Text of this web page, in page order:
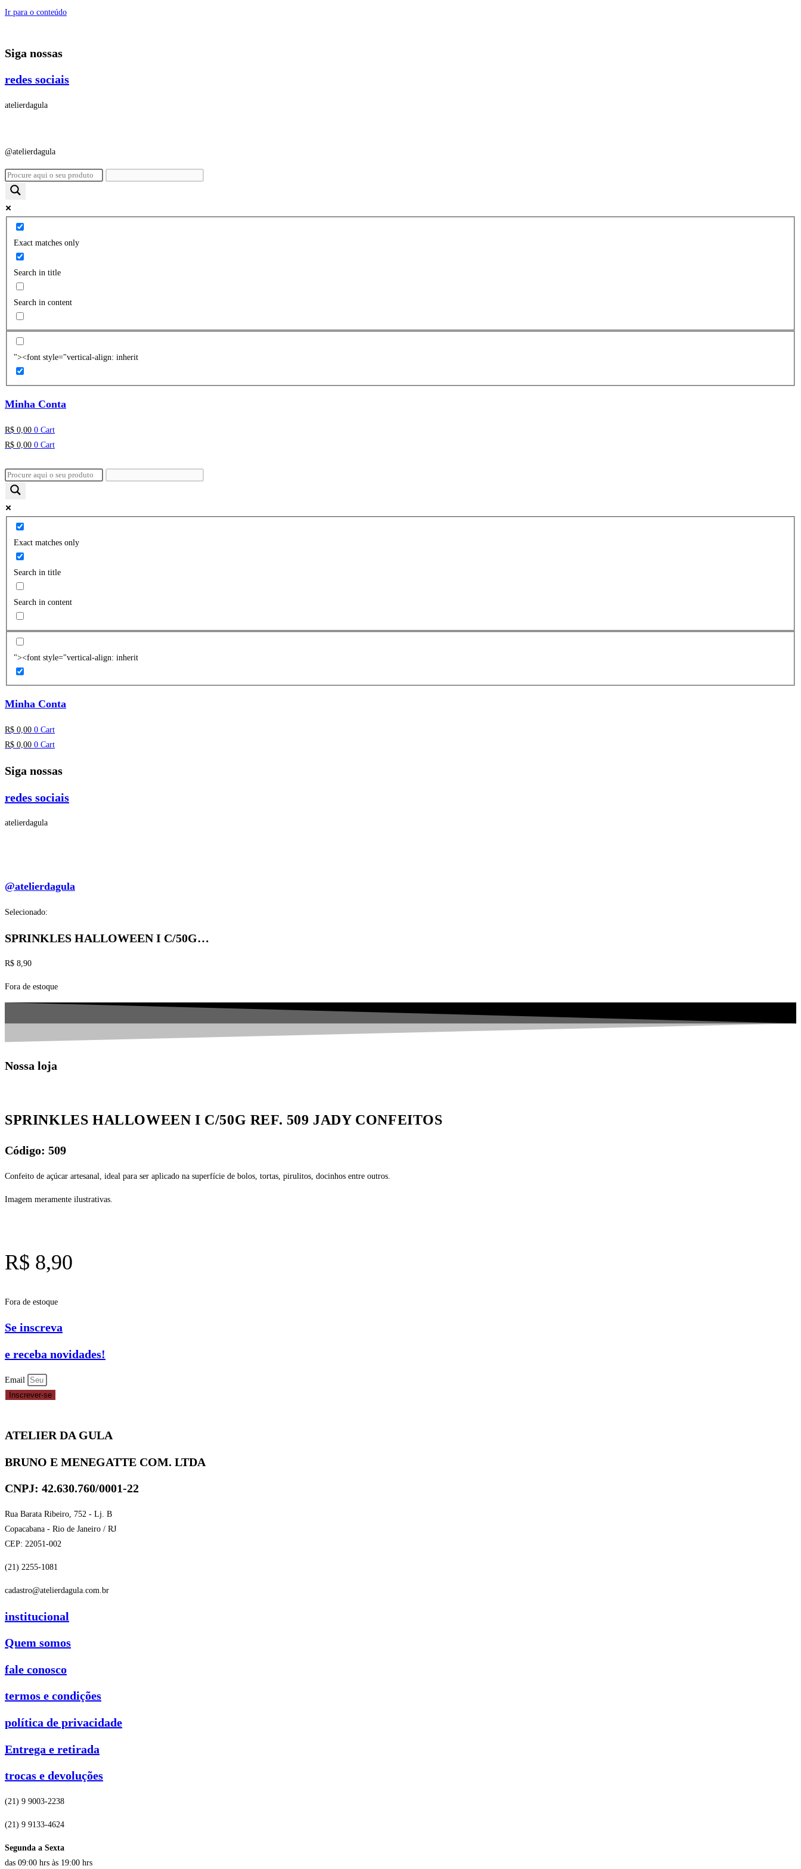
Ir para o conteúdo
Siga nossas
redes sociais
atelierdagula
@atelierdagula
Exact matches only
Search in title
Search in content
"><font style="vertical-align: inherit
Minha Conta
R$ 0,00 0 Cart
R$ 0,00 0 Cart
Exact matches only
Search in title
Search in content
"><font style="vertical-align: inherit
Minha Conta
R$ 0,00 0 Cart
R$ 0,00 0 Cart
Siga nossas
redes sociais
atelierdagula
@atelierdagula
Selecionado:
SPRINKLES HALLOWEEN I C/50G…
R$ 8,90
Fora de estoque
Nossa loja
SPRINKLES HALLOWEEN I C/50G REF. 509 JADY CONFEITOS
Código: 509
Confeito de açúcar artesanal, ideal para ser aplicado na superfície de bolos, tortas, pirulitos, docinhos entre outros.
Imagem meramente ilustrativas.
R$ 8,90
Fora de estoque
Se inscreva
e receba novidades!
Email
Inscrever-se
ATELIER DA GULA
BRUNO E MENEGATTE COM. LTDA
CNPJ: 42.630.760/0001-22
Rua Barata Ribeiro, 752 - Lj. B
Copacabana - Rio de Janeiro / RJ
CEP: 22051-002
(21) 2255-1081
cadastro@atelierdagula.com.br
institucional
Quem somos
fale conosco
termos e condições
política de privacidade
Entrega e retirada
trocas e devoluções
(21) 9 9003-2238
(21) 9 9133-4624
Segunda a Sexta
das 09:00 hrs às 19:00 hrs